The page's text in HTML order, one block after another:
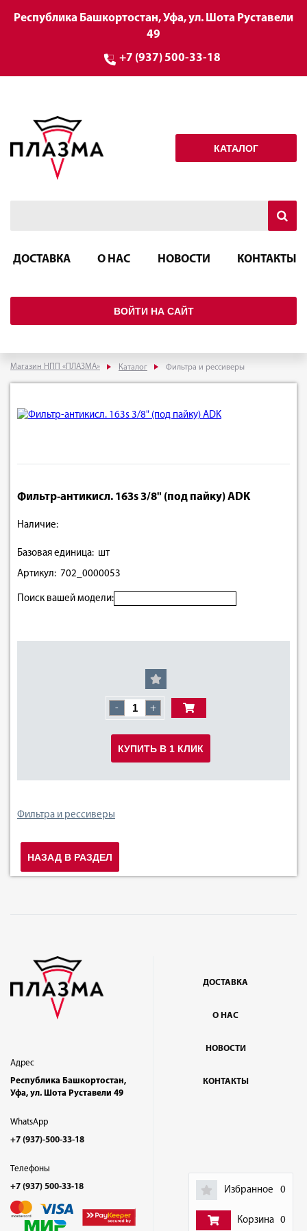
Избранное 0
Корзина 0
Республика Башкортостан, Уфа, ул. Шота Руставели
49
+7 (937) 500-33-18
КАТАЛОГ
ДОСТАВКА О НАС НОВОСТИ КОНТАКТЫ
ВОЙТИ НА САЙТ
Магазин НПП «ПЛАЗМА» Каталог Фильтра и рессиверы
Фильтр-антикисл. 163s 3/8" (под пайку) ADK
Наличие:
Базовая единица: шт
Артикул: 702_0000053
Поиск вашей модели:
- +
КУПИТЬ В 1 КЛИК
Фильтра и рессиверы
НАЗАД В РАЗДЕЛ
Адрес
Республика Башкортостан,
Уфа, ул. Шота Руставели 49
WhatsApp
+7 (937)-500-33-18
Телефоны
+7 (937) 500-33-18
ДОСТАВКА
О НАС
НОВОСТИ
КОНТАКТЫ